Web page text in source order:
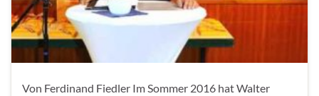
Von Ferdinand Fiedler Im Sommer 2016 hat Walter